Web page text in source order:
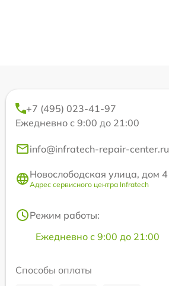
+7 (495) 023-41-97
Ежедневно с 9:00 до 21:00
info@infratech-repair-center.ru
Новослободская улица, дом 4
Адрес сервисного центра Infratech
Режим работы:
Ежедневно с 9:00 до 21:00
Способы оплаты